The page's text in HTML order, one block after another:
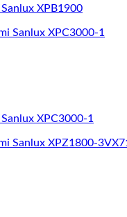
XPB1900
XPC3000-1